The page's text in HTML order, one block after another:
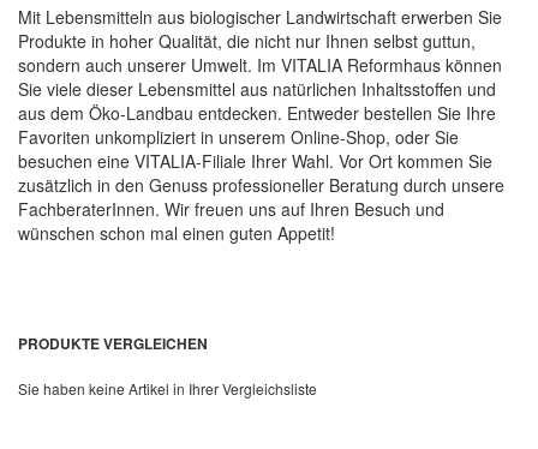
Mit Lebensmitteln aus biologischer Landwirtschaft erwerben Sie
Produkte in hoher Qualität, die nicht nur Ihnen selbst guttun,
sondern auch unserer Umwelt. Im VITALIA Reformhaus können
Sie viele dieser Lebensmittel aus natürlichen Inhaltsstoffen und
aus dem Öko-Landbau entdecken. Entweder bestellen Sie Ihre
Favoriten unkompliziert in unserem Online-Shop, oder Sie
besuchen eine VITALIA-Filiale Ihrer Wahl. Vor Ort kommen Sie
zusätzlich in den Genuss professioneller Beratung durch unsere
FachberaterInnen. Wir freuen uns auf Ihren Besuch und
wünschen schon mal einen guten Appetit!
PRODUKTE VERGLEICHEN
Sie haben keine Artikel in Ihrer Vergleichsliste